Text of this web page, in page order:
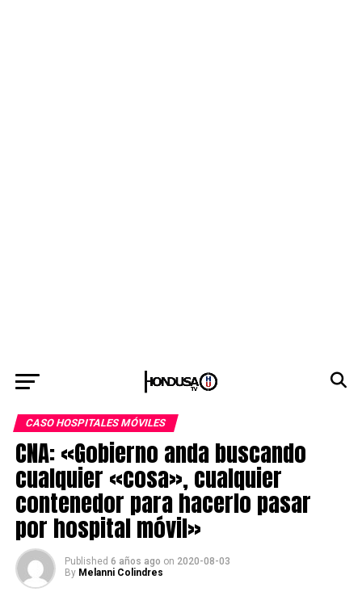
CASO HOSPITALES MÓVILES
CNA: «Gobierno anda buscando
cualquier «cosa», cualquier
contenedor para hacerlo pasar
por hospital móvil»
Published 6 años ago on 2020-08-03
By Melanni Colindres